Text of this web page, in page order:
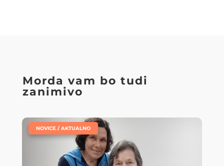
Morda vam bo tudi
zanimivo
NOVICE / AKTUALNO